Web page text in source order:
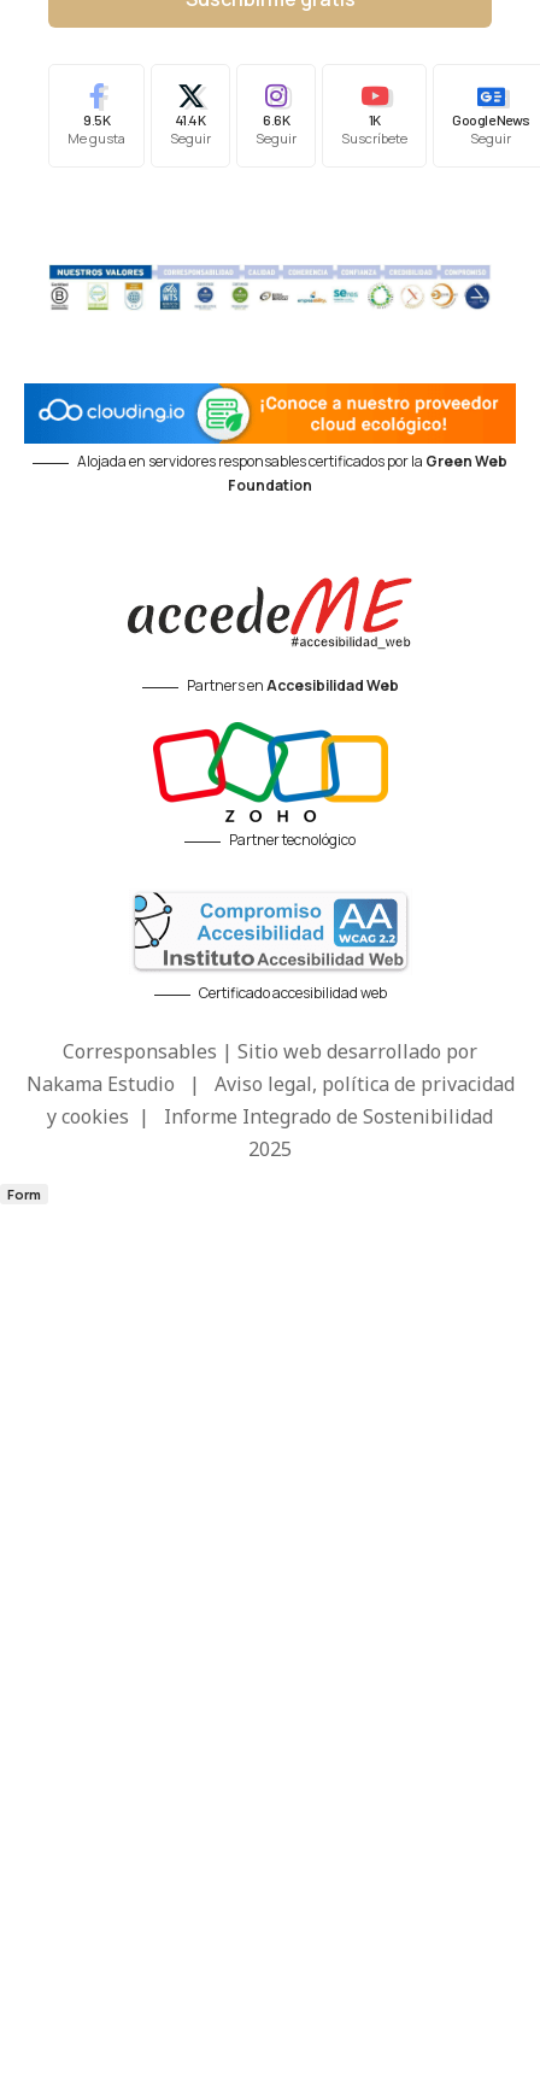
9.5K
Me gusta
41.4K
Seguir
6.6K
Seguir
1K
Suscríbete
Google News
Seguir
Alojada en servidores responsables certificados por la Green Web
Foundation
Partners enAccesibilidad Web
Partner tecnológico
Certificado accesibilidad web
Corresponsables | Sitio web desarrollado por
Nakama Estudio | Aviso legal, política de privacidad
y cookies | Informe Integrado de Sostenibilidad
2025
Form